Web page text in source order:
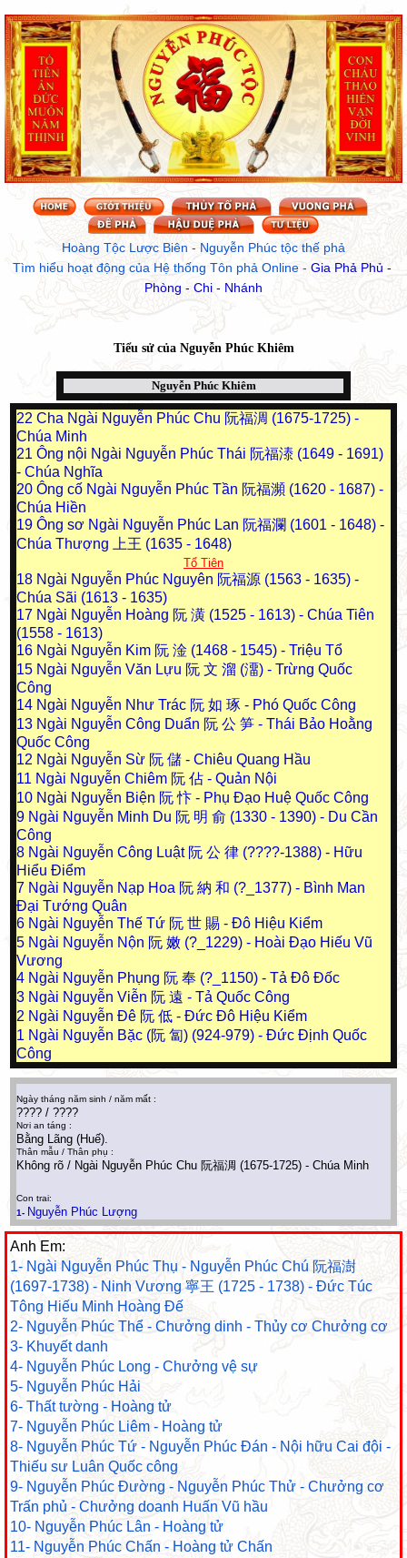
Hoàng Tộc Lược Biên - Nguyễn Phúc tộc thế phả
Tìm hiểu hoạt động của Hệ thống Tôn phả Online - Gia Phả Phủ -
Phòng - Chi - Nhánh
Tiểu sử của Nguyễn Phúc Khiêm
Nguyễn Phúc Khiêm
22 Cha Ngài Nguyễn Phúc Chu 阮福淍 (1675-1725) -
Chúa Minh
21 Ông nội Ngài Nguyễn Phúc Thái 阮福溙 (1649 - 1691)
- Chúa Nghĩa
20 Ông cố Ngài Nguyễn Phúc Tần 阮福瀕 (1620 - 1687) -
Chúa Hiền
19 Ông sơ Ngài Nguyễn Phúc Lan 阮福瀾 (1601 - 1648) -
Chúa Thượng 上王 (1635 - 1648)
Tổ Tiên
18 Ngài Nguyễn Phúc Nguyên 阮福源 (1563 - 1635) -
Chúa Sãi (1613 - 1635)
17 Ngài Nguyễn Hoàng 阮 潢 (1525 - 1613) - Chúa Tiên
(1558 - 1613)
16 Ngài Nguyễn Kim 阮 淦 (1468 - 1545) - Triệu Tổ
15 Ngài Nguyễn Văn Lựu 阮 文 溜 (澑) - Trừng Quốc
Công
14 Ngài Nguyễn Như Trác 阮 如 琢 - Phó Quốc Công
13 Ngài Nguyễn Công Duẩn 阮 公 笋 - Thái Bảo Hoằng
Quốc Công
12 Ngài Nguyễn Sừ 阮 儲 - Chiêu Quang Hầu
11 Ngài Nguyễn Chiêm 阮 佔 - Quản Nội
10 Ngài Nguyễn Biện 阮 忭 - Phụ Đạo Huệ Quốc Công
9 Ngài Nguyễn Minh Du 阮 明 俞 (1330 - 1390) - Du Cần
Công
8 Ngài Nguyễn Công Luật 阮 公 律 (????-1388) - Hữu
Hiểu Điểm
7 Ngài Nguyễn Nạp Hoa 阮 納 和 (?_1377) - Bình Man
Đại Tướng Quân
6 Ngài Nguyễn Thế Tứ 阮 世 賜 - Đô Hiệu Kiểm
5 Ngài Nguyễn Nộn 阮 嫩 (?_1229) - Hoài Đạo Hiếu Vũ
Vương
4 Ngài Nguyễn Phụng 阮 奉 (?_1150) - Tả Đô Đốc
3 Ngài Nguyễn Viễn 阮 遠 - Tả Quốc Công
2 Ngài Nguyễn Đê 阮 低 - Đức Đô Hiệu Kiểm
1 Ngài Nguyễn Bặc (阮 匐) (924-979) - Đức Định Quốc
Công
Ngày tháng năm sinh / năm mất :
???? / ????
Nơi an táng :
Bằng Lãng (Huế).
Thân mẫu / Thân phụ :
Không rõ / Ngài Nguyễn Phúc Chu 阮福淍 (1675-1725) - Chúa Minh
Con trai:
1- Nguyễn Phúc Lượng
Anh Em:
1- Ngài Nguyễn Phúc Thụ - Nguyễn Phúc Chú 阮福澍
(1697-1738) - Ninh Vương 寧王 (1725 - 1738) - Đức Túc
Tông Hiếu Minh Hoàng Đế
2- Nguyễn Phúc Thể - Chưởng dinh - Thủy cơ Chưởng cơ
3- Khuyết danh
4- Nguyễn Phúc Long - Chưởng vệ sự
5- Nguyễn Phúc Hải
6- Thất tường - Hoàng tử
7- Nguyễn Phúc Liêm - Hoàng tử
8- Nguyễn Phúc Tứ - Nguyễn Phúc Đán - Nội hữu Cai đội -
Thiếu sư Luân Quốc công
9- Nguyễn Phúc Đường - Nguyễn Phúc Thử - Chưởng cơ
Trấn phủ - Chưởng doanh Huấn Vũ hầu
10- Nguyễn Phúc Lân - Hoàng tử
11- Nguyễn Phúc Chấn - Hoàng tử Chấn